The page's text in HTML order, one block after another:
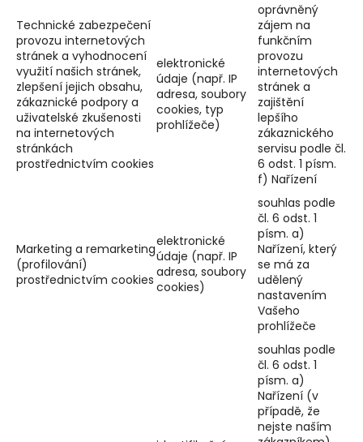
Technické zabezpečení
provozu internetových
stránek a vyhodnocení
využití našich stránek,
zlepšení jejich obsahu,
zákaznické podpory a
uživatelské zkušenosti
na internetových
stránkách
prostřednictvím cookies
elektronické
údaje (např. IP
adresa, soubory
cookies, typ
prohlížeče)
oprávněný
zájem na
funkčním
provozu
internetových
stránek a
zajištění
lepšího
zákaznického
servisu podle čl.
6 odst. 1 písm.
f) Nařízení
Marketing a remarketing
(profilování)
prostřednictvím cookies
elektronické
údaje (např. IP
adresa, soubory
cookies)
souhlas podle
čl. 6 odst. 1
písm. a)
Nařízení, který
se má za
udělený
nastavením
Vašeho
prohlížeče
souhlas podle
čl. 6 odst. 1
písm. a)
Nařízení (v
případě, že
nejste naším